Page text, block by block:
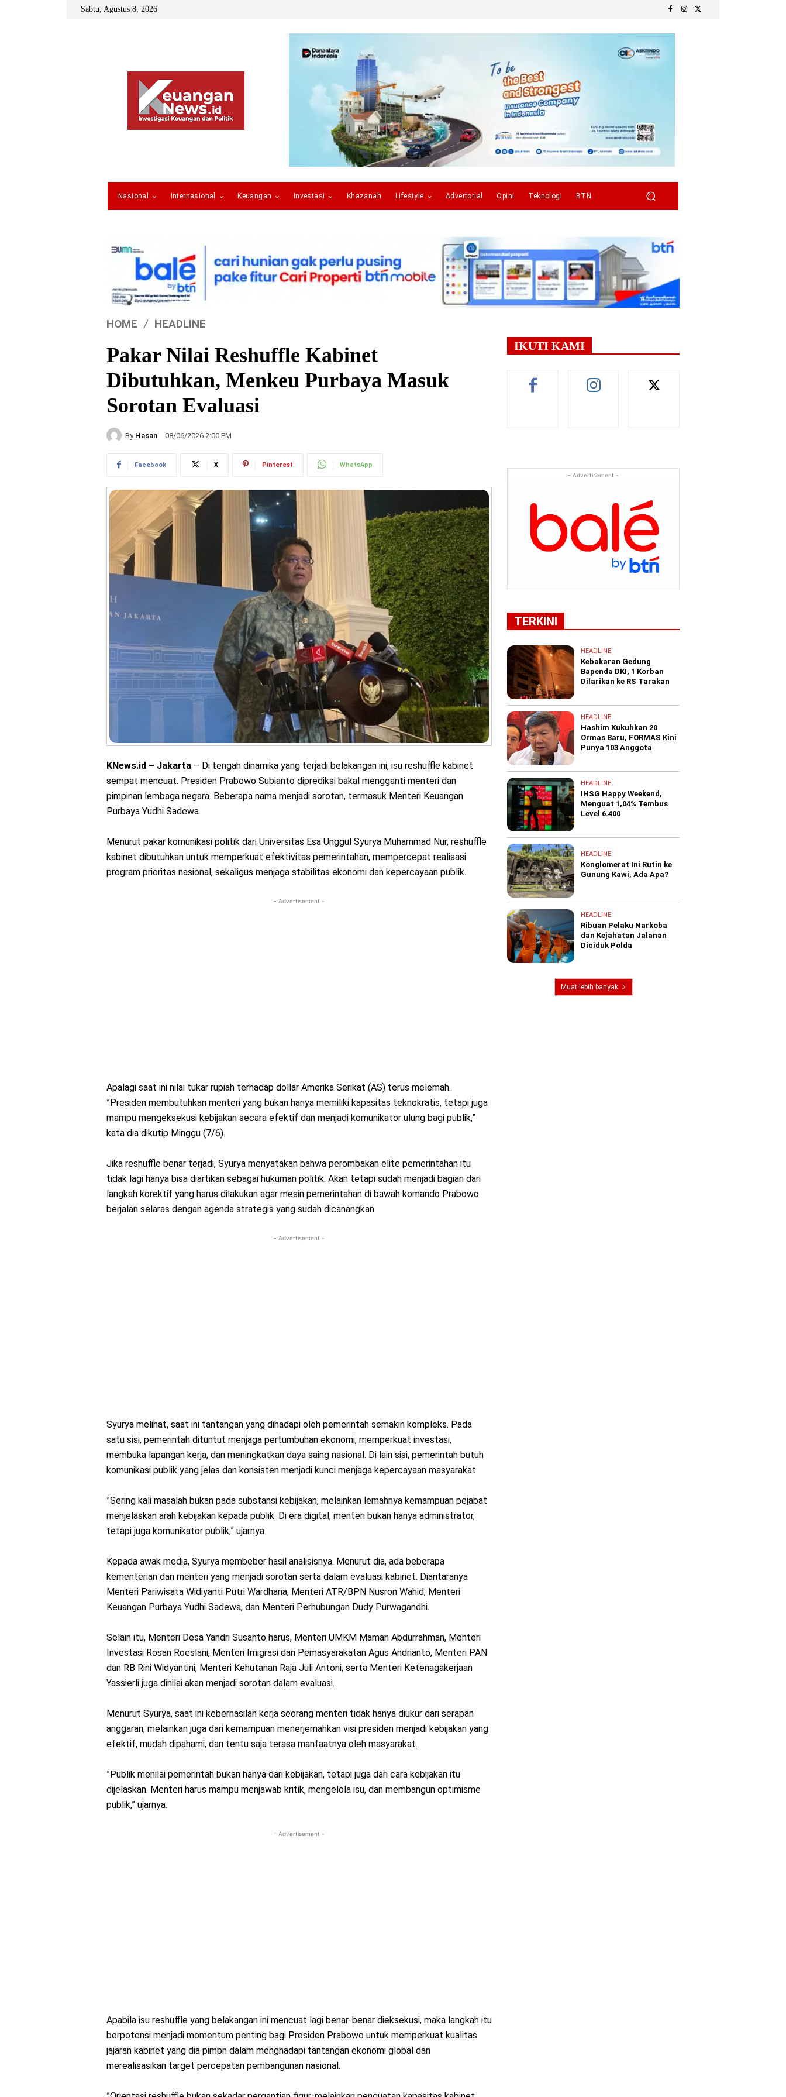
Sabtu, Agustus 8, 2026
Nasional Internasional Keuangan Investasi Khazanah Lifestyle Advertorial Opini Teknologi BTN
HOME HEADLINE
Pakar Nilai Reshuffle Kabinet
Dibutuhkan, Menkeu Purbaya Masuk
Sorotan Evaluasi
By Hasan 08/06/2026 2:00 PM
Facebook X Pinterest WhatsApp
KNews.id – Jakarta – Di tengah dinamika yang terjadi belakangan ini, isu reshuffle kabinet
sempat mencuat. Presiden Prabowo Subianto diprediksi bakal mengganti menteri dan
pimpinan lembaga negara. Beberapa nama menjadi sorotan, termasuk Menteri Keuangan
Purbaya Yudhi Sadewa.
Menurut pakar komunikasi politik dari Universitas Esa Unggul Syurya Muhammad Nur, reshuffle
kabinet dibutuhkan untuk memperkuat efektivitas pemerintahan, mempercepat realisasi
program prioritas nasional, sekaligus menjaga stabilitas ekonomi dan kepercayaan publik.
- Advertisement -
Apalagi saat ini nilai tukar rupiah terhadap dollar Amerika Serikat (AS) terus melemah.
”Presiden membutuhkan menteri yang bukan hanya memiliki kapasitas teknokratis, tetapi juga
mampu mengeksekusi kebijakan secara efektif dan menjadi komunikator ulung bagi publik,”
kata dia dikutip Minggu (7/6).
Jika reshuffle benar terjadi, Syurya menyatakan bahwa perombakan elite pemerintahan itu
tidak lagi hanya bisa diartikan sebagai hukuman politik. Akan tetapi sudah menjadi bagian dari
langkah korektif yang harus dilakukan agar mesin pemerintahan di bawah komando Prabowo
berjalan selaras dengan agenda strategis yang sudah dicanangkan
- Advertisement -
Syurya melihat, saat ini tantangan yang dihadapi oleh pemerintah semakin kompleks. Pada
satu sisi, pemerintah dituntut menjaga pertumbuhan ekonomi, memperkuat investasi,
membuka lapangan kerja, dan meningkatkan daya saing nasional. Di lain sisi, pemerintah butuh
komunikasi publik yang jelas dan konsisten menjadi kunci menjaga kepercayaan masyarakat.
”Sering kali masalah bukan pada substansi kebijakan, melainkan lemahnya kemampuan pejabat
menjelaskan arah kebijakan kepada publik. Di era digital, menteri bukan hanya administrator,
tetapi juga komunikator publik,” ujarnya.
Kepada awak media, Syurya membeber hasil analisisnya. Menurut dia, ada beberapa
kementerian dan menteri yang menjadi sorotan serta dalam evaluasi kabinet. Diantaranya
Menteri Pariwisata Widiyanti Putri Wardhana, Menteri ATR/BPN Nusron Wahid, Menteri
Keuangan Purbaya Yudhi Sadewa, dan Menteri Perhubungan Dudy Purwagandhi.
Selain itu, Menteri Desa Yandri Susanto harus, Menteri UMKM Maman Abdurrahman, Menteri
Investasi Rosan Roeslani, Menteri Imigrasi dan Pemasyarakatan Agus Andrianto, Menteri PAN
dan RB Rini Widyantini, Menteri Kehutanan Raja Juli Antoni, serta Menteri Ketenagakerjaan
Yassierli juga dinilai akan menjadi sorotan dalam evaluasi.
Menurut Syurya, saat ini keberhasilan kerja seorang menteri tidak hanya diukur dari serapan
anggaran, melainkan juga dari kemampuan menerjemahkan visi presiden menjadi kebijakan yang
efektif, mudah dipahami, dan tentu saja terasa manfaatnya oleh masyarakat.
”Publik menilai pemerintah bukan hanya dari kebijakan, tetapi juga dari cara kebijakan itu
dijelaskan. Menteri harus mampu menjawab kritik, mengelola isu, dan membangun optimisme
publik,” ujarnya.
- Advertisement -
Apabila isu reshuffle yang belakangan ini mencuat lagi benar-benar dieksekusi, maka langkah itu
berpotensi menjadi momentum penting bagi Presiden Prabowo untuk memperkuat kualitas
jajaran kabinet yang dia pimpn dalam menghadapi tantangan ekonomi global dan
merealisasikan target percepatan pembangunan nasional.
IKUTI KAMI
- Advertisement -
TERKINI
HEADLINE
Kebakaran Gedung
Bapenda DKI, 1 Korban
Dilarikan ke RS Tarakan
HEADLINE
Hashim Kukuhkan 20
Ormas Baru, FORMAS Kini
Punya 103 Anggota
HEADLINE
IHSG Happy Weekend,
Menguat 1,04% Tembus
Level 6.400
HEADLINE
Konglomerat Ini Rutin ke
Gunung Kawi, Ada Apa?
HEADLINE
Ribuan Pelaku Narkoba
dan Kejahatan Jalanan
Diciduk Polda
Muat lebih banyak